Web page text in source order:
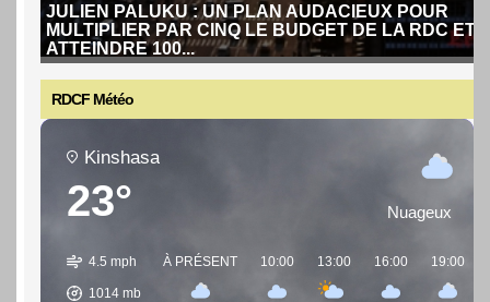
JULIEN PALUKU : UN PLAN AUDACIEUX POUR
MULTIPLIER PAR CINQ LE BUDGET DE LA RDC ET
ATTEINDRE 100...
JULIEN PALUKU : UN PLAN AUDACIEUX POUR
MULTIPLIER PAR CINQ LE BUDGET DE LA RDC
extérieur ne s’épuise pas. Toujours en... Lire la suite
RDCF Météo
Kinshasa
23° Nuageux
4.5 mph
1014 mb
À PRÉSENT 10:00 13:00 16:00 19:00